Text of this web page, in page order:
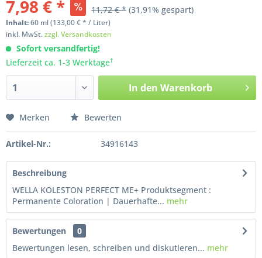
7,98 € * 11,72 € * (31,91% gespart)
Inhalt:60 ml(133,00 € * / Liter)
inkl. MwSt.zzgl. Versandkosten
Sofort versandfertig!
Lieferzeit ca. 1-3 Werktage†
In den Warenkorb
Merken Bewerten
Artikel-Nr.: 34916143
Beschreibung
WELLA KOLESTON PERFECT ME+ Produktsegment :
Permanente Coloration | Dauerhafte... mehr
Bewertungen
0
Bewertungen lesen, schreiben und diskutieren... mehr